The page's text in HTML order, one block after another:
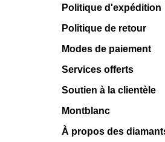
Politique d'expédition
Politique de retour
Modes de paiement
Services offerts
Soutien à la clientèle
Montblanc
À propos des